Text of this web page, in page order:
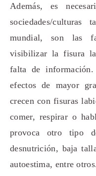
Además, es
sociedades/
mundial, son las
visibilizar la fisura
falta de
efectos de mayor
crecen con fisuras
comer, respirar o
provoca otro tipo
desnutrición, baja
autoestima, entre